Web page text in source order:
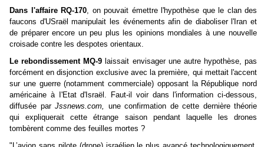
Dans l'affaire RQ-170, on pouvait émettre l'hypothèse que le clan des
faucons d'USraël manipulait les événements afin de diaboliser l'Iran et
de préparer encore un peu plus les opinions mondiales à une nouvelle
croisade contre les despotes orientaux.
Le rebondissement MQ-9 laissait envisager une autre hypothèse, pas
forcément en disjonction exclusive avec la première, qui mettait l'accent
sur une guerre (notamment commerciale) opposant la République nord
américaine à I'Etat d'Israël. Faut-il voir dans l'information ci-dessous,
diffusée par Jssnews.com, une confirmation de cette dernière théorie
qui expliquerait cette étrange saison pendant laquelle les drones
tombèrent comme des feuilles mortes ?